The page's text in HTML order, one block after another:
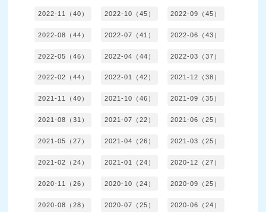
2022-11（40） 2022-10（45） 2022-09（45）
2022-08（44） 2022-07（41） 2022-06（43）
2022-05（46） 2022-04（44） 2022-03（37）
2022-02（44） 2022-01（42） 2021-12（38）
2021-11（40） 2021-10（46） 2021-09（35）
2021-08（31） 2021-07（22） 2021-06（25）
2021-05（27） 2021-04（26） 2021-03（25）
2021-02（24） 2021-01（24） 2020-12（27）
2020-11（26） 2020-10（24） 2020-09（25）
2020-08（28） 2020-07（25） 2020-06（24）